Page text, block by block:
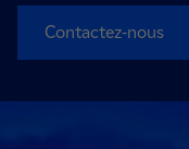
Contactez-nous